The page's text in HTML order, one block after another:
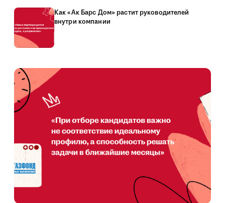
Как «Ак Барс Дом» растит руководителей
внутри компании